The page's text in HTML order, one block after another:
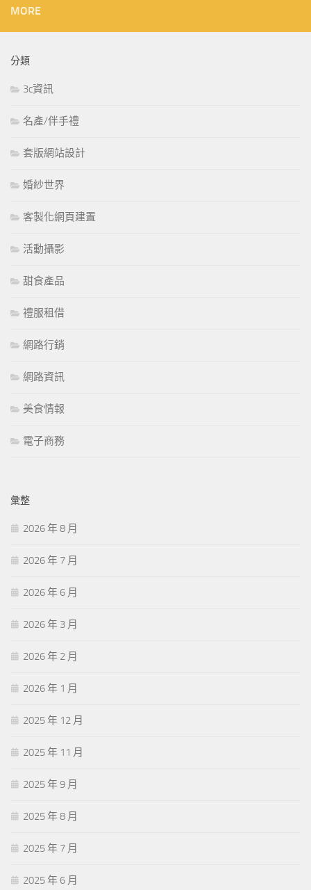
MORE
分類
3c資訊
名產/伴手禮
套版網站設計
婚紗世界
客製化網頁建置
活動攝影
甜食產品
禮服租借
網路行銷
網路資訊
美食情報
電子商務
彙整
2026 年 8 月
2026 年 7 月
2026 年 6 月
2026 年 3 月
2026 年 2 月
2026 年 1 月
2025 年 12 月
2025 年 11 月
2025 年 9 月
2025 年 8 月
2025 年 7 月
2025 年 6 月